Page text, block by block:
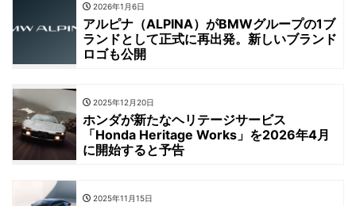
2026年1月6日
アルピナ（ALPINA）がBMWグループの1ブ
ランドとして正式に再出発。新しいブランド
ロゴも公開
2025年12月20日
ホンダが新たなヘリテージサービス
「Honda Heritage Works」を2026年4月
に開始すると予告
2025年11月15日